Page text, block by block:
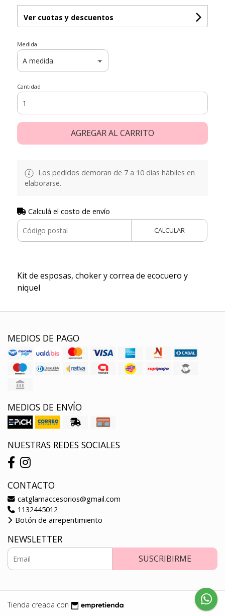
Ver cuotas y descuentos
Medida
Cantidad
AGREGAR AL CARRITO
Los pedidos demoran de 7 a 10 días hábiles en
elaborarse.
Calculá el costo de envío
CALCULAR
Kit de esposas, choker y correa de ecocuero y
niquel
MEDIOS DE PAGO
MEDIOS DE ENVÍO
NUESTRAS REDES SOCIALES
CONTACTO
catglamaccesorios@gmail.com
1132445012
Botón de arrepentimiento
NEWSLETTER
SUSCRIBIRME
Tienda creada con